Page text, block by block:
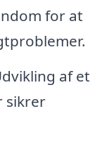
for at
af et
sikrer